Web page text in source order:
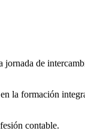
jornada de
la formación
contable.